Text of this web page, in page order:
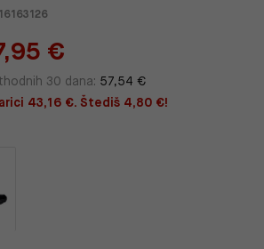
€
30 dana: 57,54 €
43,16 €. Štediš 4,80 €!